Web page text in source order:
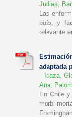
Judias;
Las
país, y
relevante
adaptada
Icaza,
Ana;
En Chile y
morbi-